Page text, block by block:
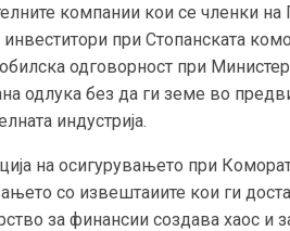
компании кои се членки на
инвеститори при Стопанската
одговорност при
одлука без да ги земе во
индустрија.
на осигурувањето при
со извештаиите кои ги
за финансии создава хаос и